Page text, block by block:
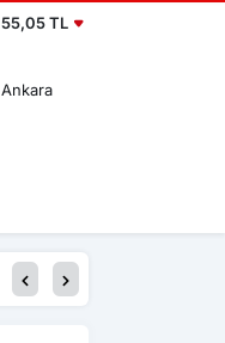
55,05 TL
Ankara